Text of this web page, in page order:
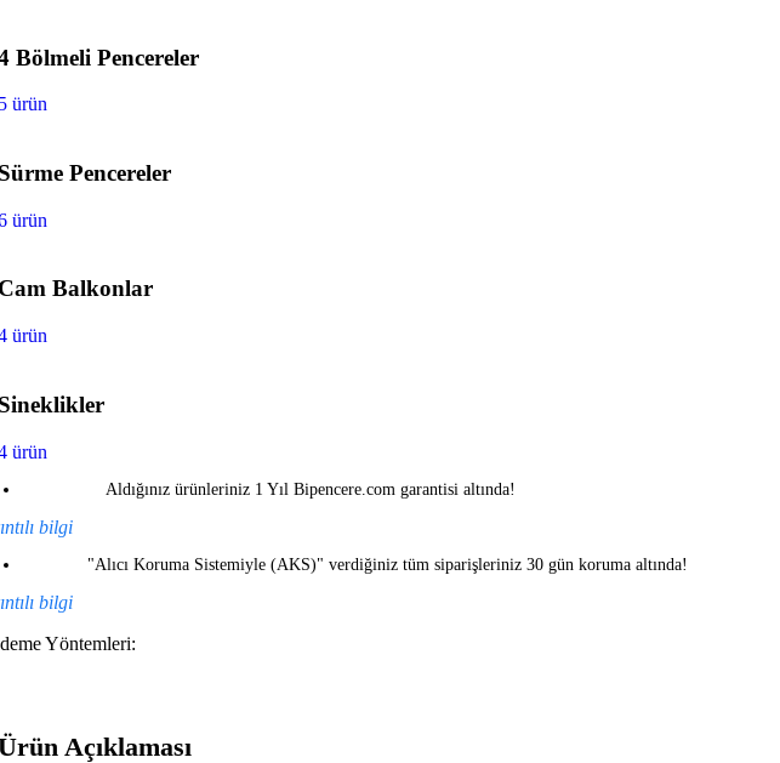
Bölmeli Pencereler
ürün
Pencereler
ürün
Balkonlar
ürün
ürün
Aldığınız ürünleriniz 1 Yıl Bipencere.com garantisi altında!
bilgi
"Alıcı Koruma Sistemiyle (AKS)" verdiğiniz tüm siparişleriniz 30 gün koruma altında!
bilgi
Yöntemleri:
Açıklaması